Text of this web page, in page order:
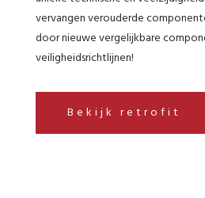
vervangen verouderde
door nieuwe vergelijkbare
veiligheidsrichtlijnen!
Bekijk retrofit